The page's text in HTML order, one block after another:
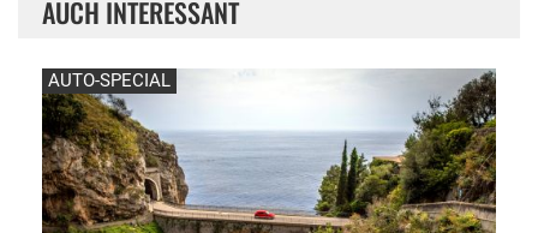
AUCH INTERESSANT
AUTO-SPECIAL